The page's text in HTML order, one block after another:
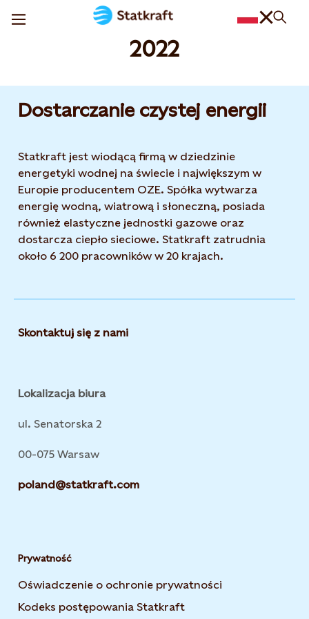
2022
Dostarczanie czystej energii
Statkraft jest wiodącą firmą w dziedzinie
energetyki wodnej na świecie i największym w
Europie producentem OZE. Spółka wytwarza
energię wodną, wiatrową i słoneczną, posiada
również elastyczne jednostki gazowe oraz
dostarcza ciepło sieciowe. Statkraft zatrudnia
około 6 200 pracowników w 20 krajach.
Skontaktuj się z nami
Lokalizacja biura
ul. Senatorska 2
00-075 Warsaw
poland@statkraft.com
Prywatność
Oświadczenie o ochronie prywatności
Kodeks postępowania Statkraft